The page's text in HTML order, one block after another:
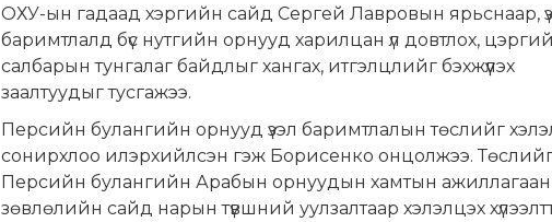
ОХУ-ын гадаад хэргийн сайд Сергей Лавровын ярьснаар,
баримтлалд бүс нутгийн орнууд харилцан үл довтлох,
салбарын тунгалаг байдлыг хангах, итгэлцлийг бэхжүүлэх
заалтуудыг тусгажээ.
Персийн булангийн орнууд үзэл баримтлалын төслийг
сонирхлоо илэрхийлсэн гэж Борисенко онцолжээ.
Персийн булангийн Арабын орнуудын хамтын
зөвлөлийн сайд нарын түвшний уулзалтаар хэлэлцэх